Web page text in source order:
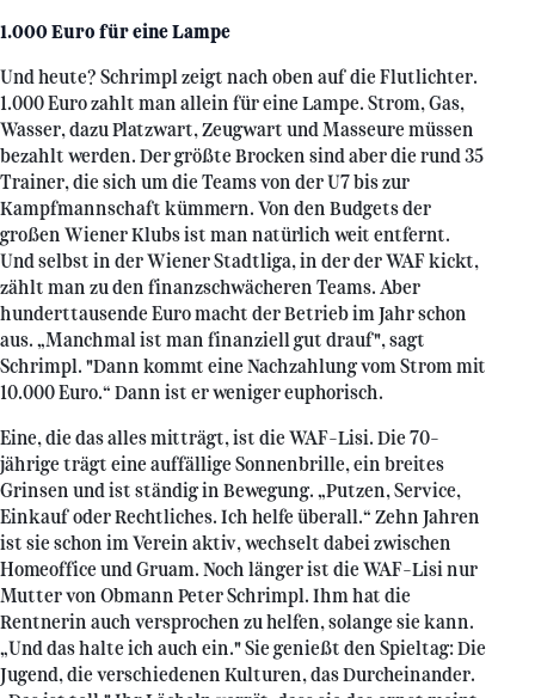
1.000 Euro für eine Lampe
Und heute? Schrimpl zeigt nach oben auf die Flutlichter.
1.000 Euro zahlt man allein für eine Lampe. Strom, Gas,
Wasser, dazu Platzwart, Zeugwart und Masseure müssen
bezahlt werden. Der größte Brocken sind aber die rund 35
Trainer, die sich um die Teams von der U7 bis zur
Kampfmannschaft kümmern. Von den Budgets der
großen Wiener Klubs ist man natürlich weit entfernt.
Und selbst in der Wiener Stadtliga, in der der WAF kickt,
zählt man zu den finanzschwächeren Teams. Aber
hunderttausende Euro macht der Betrieb im Jahr schon
aus. „Manchmal ist man finanziell gut drauf", sagt
Schrimpl. "Dann kommt eine Nachzahlung vom Strom mit
10.000 Euro.“ Dann ist er weniger euphorisch.
Eine, die das alles mitträgt, ist die WAF-Lisi. Die 70-
jährige trägt eine auffällige Sonnenbrille, ein breites
Grinsen und ist ständig in Bewegung. „Putzen, Service,
Einkauf oder Rechtliches. Ich helfe überall.“ Zehn Jahren
ist sie schon im Verein aktiv, wechselt dabei zwischen
Homeoffice und Gruam. Noch länger ist die WAF-Lisi nur
Mutter von Obmann Peter Schrimpl. Ihm hat die
Rentnerin auch versprochen zu helfen, solange sie kann.
„Und das halte ich auch ein." Sie genießt den Spieltag: Die
Jugend, die verschiedenen Kulturen, das Durcheinander.